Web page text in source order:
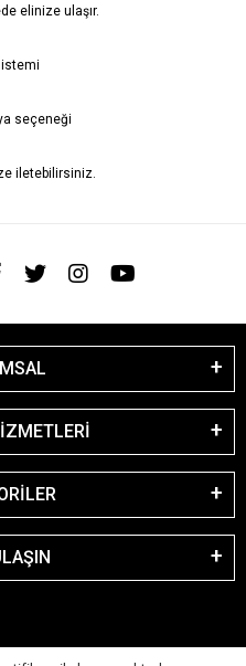
elinize ulaşır.
seçeneği
iletebilirsiniz.